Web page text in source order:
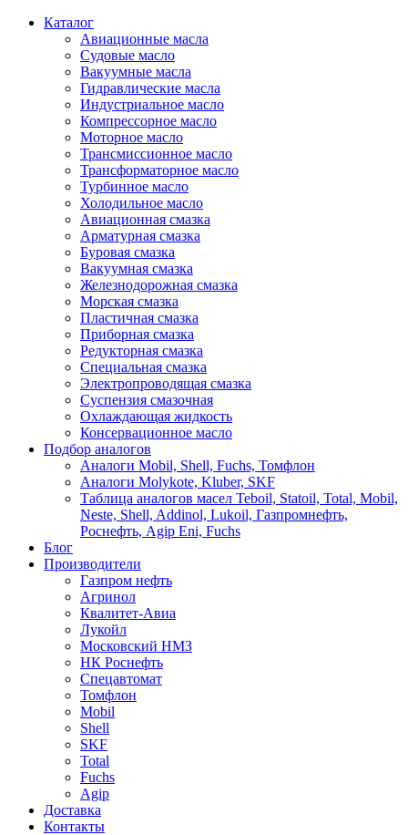
Каталог
Авиационные масла
Судовые масло
Вакуумные масла
Гидравлические масла
Индустриальное масло
Компрессорное масло
Моторное масло
Трансмиссионное масло
Трансформаторное масло
Турбинное масло
Холодильное масло
Авиационная смазка
Арматурная смазка
Буровая смазка
Вакуумная смазка
Железнодорожная смазка
Морская смазка
Пластичная смазка
Приборная смазка
Редукторная смазка
Специальная смазка
Электропроводящая смазка
Суспензия смазочная
Охлаждающая жидкость
Консервационное масло
Подбор аналогов
Аналоги Mobil, Shell, Fuchs, Томфлон
Аналоги Molykote, Kluber, SKF
Таблица аналогов масел Teboil, Statoil, Total, Mobil,
Neste, Shell, Addinol, Lukoil, Газпромнефть,
Роснефть, Agip Eni, Fuchs
Блог
Производители
Газпром нефть
Агринол
Квалитет-Авиа
Лукойл
Московский НМЗ
НК Роснефть
Спецавтомат
Томфлон
Mobil
Shell
SKF
Total
Fuchs
Agip
Доставка
Контакты